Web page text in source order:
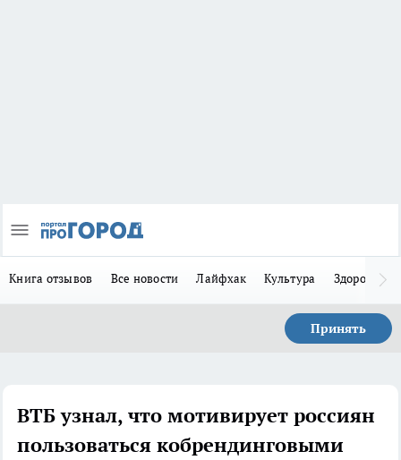
Книга отзывов Все новости Лайфхак Культура Здоровье
Принять
ВТБ узнал, что мотивирует россиян
пользоваться кобрендинговыми